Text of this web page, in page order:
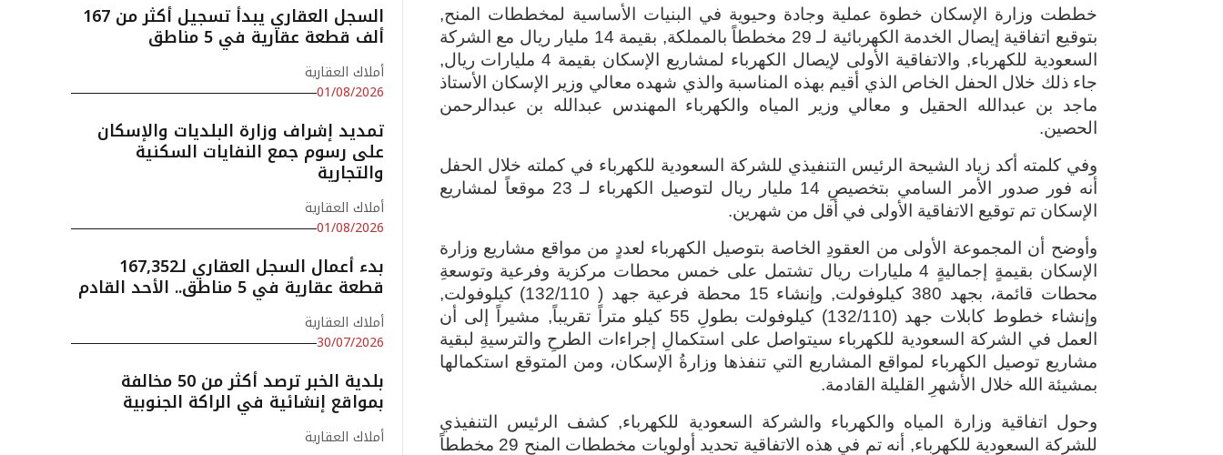
خططت وزارة الإسكان خطوة عملية وجادة وحيوية في البنيات الأساسية لمخططات المنح,
بتوقيع اتفاقية إيصال الخدمة الكهربائية لـ 29 مخططاً بالمملكة, بقيمة 14 مليار ريال مع الشركة
السعودية للكهرباء, والاتفاقية الأولى لإيصال الكهرباء لمشاريع الإسكان بقيمة 4 مليارات ريال,
جاء ذلك خلال الحفل الخاص الذي أقيم بهذه المناسبة والذي شهده معالي وزير الإسكان الأستاذ
ماجد بن عبدالله الحقيل و معالي وزير المياه والكهرباء المهندس عبدالله بن عبدالرحمن
الحصين.
وفي كلمته أكد زياد الشيحة الرئيس التنفيذي للشركة السعودية للكهرباء في كملته خلال الحفل
أنه فور صدور الأمر السامي بتخصيصِ 14 مليار ريال لتوصيل الكهرباء لـ 23 موقعاً لمشاريع
الإسكان تم توقيع الاتفاقية الأولى في أقل من شهرين.
وأوضح أن المجموعة الأولى من العقودِ الخاصة بتوصيل الكهرباء لعددٍ من مواقع مشاريع وزارة
الإسكان بقيمةٍ إجماليةٍ 4 مليارات ريال تشتمل على خمس محطات مركزية وفرعية وتوسعةِ
محطات قائمة، بجهد 380 كيلوفولت, وإنشاء 15 محطة فرعية جهد ( 132/110) كيلوفولت,
وإنشاء خطوط كابلات جهد (132/110) كيلوفولت بطولِ 55 كيلو متراً تقريباً, مشيراً إلى أن
العمل في الشركة السعودية للكهرباء سيتواصل على استكمالِ إجراءات الطرحِ والترسيةِ لبقية
مشاريع توصيل الكهرباء لمواقع المشاريع التي تنفذها وزارةُ الإسكان، ومن المتوقع استكمالها
بمشيئة الله خلال الأشهرِ القليلة القادمة.
وحول اتفاقية وزارة المياه والكهرباء والشركة السعودية للكهرباء, كشف الرئيس التنفيذي
للشركة السعودية للكهرباء, أنه تم في هذه الاتفاقية تحديد أولويات مخططات المنح 29 مخططاً
السجل العقاري يبدأ تسجيل أكثر من 167
ألف قطعة عقارية في 5 مناطق
أملاك العقارية
01/08/2026
تمديد إشراف وزارة البلديات والإسكان
على رسوم جمع النفايات السكنية
والتجارية
أملاك العقارية
01/08/2026
بدء أعمال السجل العقاري لـ167,352
قطعة عقارية في 5 مناطق.. الأحد القادم
أملاك العقارية
30/07/2026
بلدية الخبر ترصد أكثر من 50 مخالفة
بمواقع إنشائية في الراكة الجنوبية
أملاك العقارية